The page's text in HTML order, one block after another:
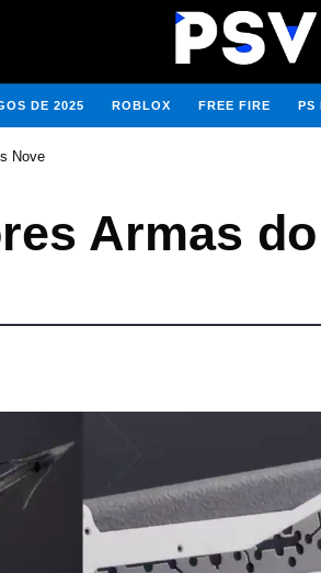
DE 2025 ROBLOX FREE FIRE PS
Nove
Armas